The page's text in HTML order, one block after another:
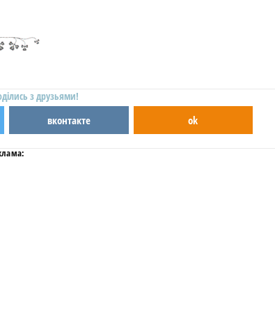
з друзьями!
вконтакте ok